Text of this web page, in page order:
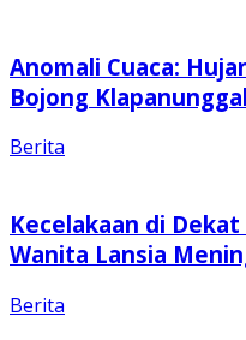
Anomali Cuaca:
Bojong
Berita
Kecelakaan di
Wanita Lansia
Berita